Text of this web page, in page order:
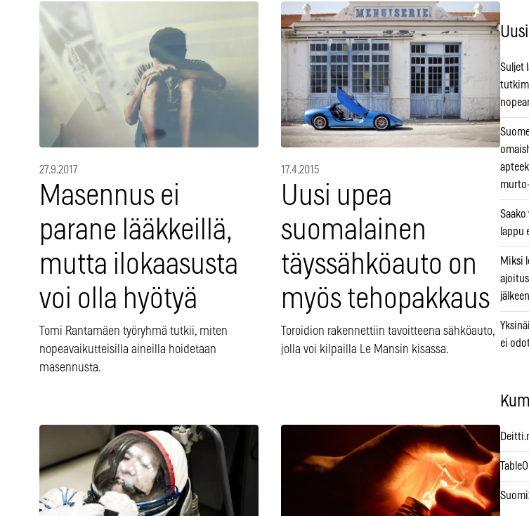
27.9.2017
Masennus ei
parane lääkkeillä,
mutta ilokaasusta
voi olla hyötyä
Tomi Rantamäen työryhmä tutkii, miten
nopeavaikutteisilla aineilla hoidetaan
masennusta.
17.4.2015
Uusi upea
suomalainen
täyssähköauto on
myös tehopakkaus
Toroidion rakennettiin tavoitteena sähköauto,
jolla voi kilpailla Le Mansin kisassa.
Suljet
Saako
lappu
Miksi
jälkeen
ei